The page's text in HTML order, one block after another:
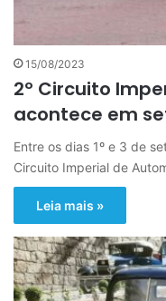
15/08/2023
2º Circuito
acontece em
Entre os dias 1º e 3 de
Circuito Imperial de
Leia mais »